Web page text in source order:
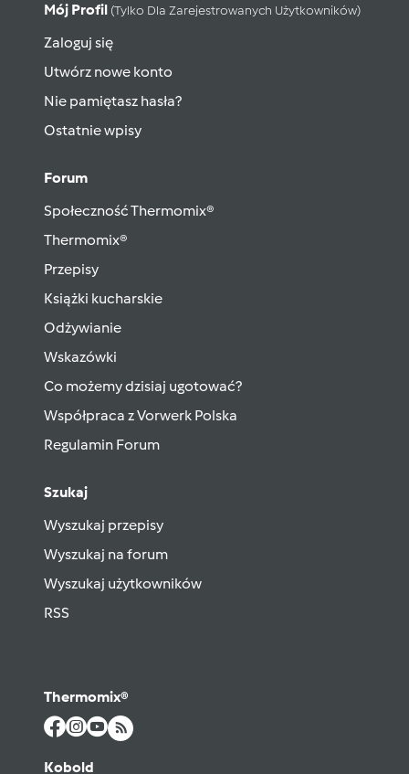
Mój Profil (tylko Dla Zarejestrowanych Użytkowników)
Zaloguj się
Utwórz nowe konto
Nie pamiętasz hasła?
Ostatnie wpisy
Forum
Społeczność Thermomix®
Thermomix®
Przepisy
Książki kucharskie
Odżywianie
Wskazówki
Co możemy dzisiaj ugotować?
Współpraca z Vorwerk Polska
Regulamin Forum
Szukaj
Wyszukaj przepisy
Wyszukaj na forum
Wyszukaj użytkowników
RSS
Thermomix®
Kobold